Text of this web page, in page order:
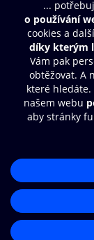
Obsah ke stažení
Moje O2
Další zábava
© O2 Czech
Přístupnost
Zásady
Nastavení